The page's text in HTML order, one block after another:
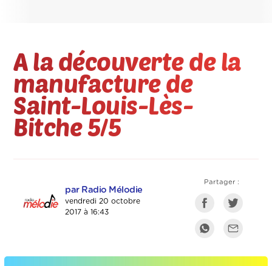
A la découverte de la
manufacture de
Saint-Louis-Lès-
Bitche 5/5
par Radio Mélodie
vendredi 20 octobre
2017 à 16:43
Partager :